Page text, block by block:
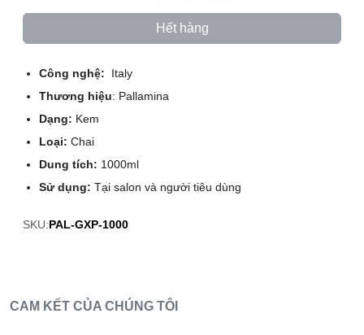
Hết hàng
Công nghệ: Italy
Thương hiệu: Pallamina
Dạng: Kem
Loại: Chai
Dung tích: 1000ml
Sử dụng: Tại salon và người tiêu dùng
SKU:PAL-GXP-1000
CAM KẾT CỦA CHÚNG TÔI